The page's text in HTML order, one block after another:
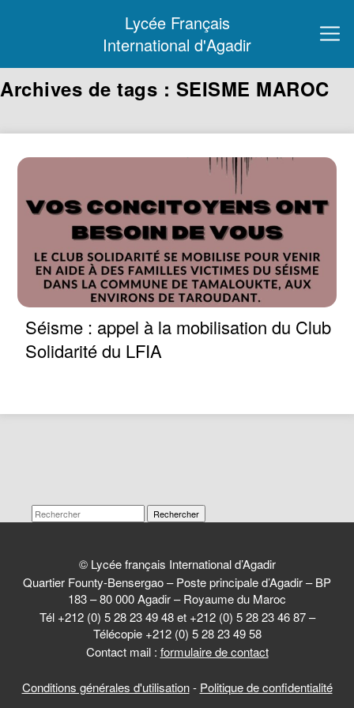
Lycée Français
International d'Agadir
Archives de tags : SEISME MAROC
Séisme : appel à la mobilisation du Club
Solidarité du LFIA
Rechercher
© Lycée français International d’Agadir
Quartier Founty-Bensergao – Poste principale d’Agadir – BP
183 – 80 000 Agadir – Royaume du Maroc
Tél +212 (0) 5 28 23 49 48 et +212 (0) 5 28 23 46 87 –
Télécopie +212 (0) 5 28 23 49 58
Contact mail : formulaire de contact
Conditions générales d'utilisation- Politique de confidentialité